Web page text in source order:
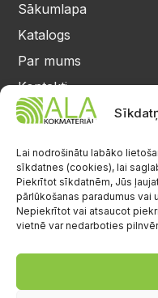
Lai nodrošinātu labāko
sīkdatnes (cookies), lai
Piekrītot sīkdatnēm, Jūs
pārlūkošanas paradumus vai
Nepiekrītot vai atsaucot
vietnē var nedarboties
Sākumlapa
Katalogs
Par mums
Kontakti
Privātuma politika
25 64 17 98
info@alalignea.lv
Daugavas iela 28,
Facebook
S.-Sv.: brīvs